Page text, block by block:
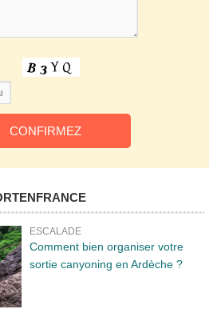
ESCALADE
Comment bien organiser votre
sortie canyoning en Ardèche ?